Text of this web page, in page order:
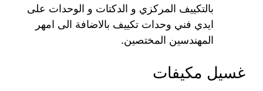
بالتكييف المركزي و الدكتات و الوحدات على
ايدي فني وحدات تكييف بالاضافة الى امهر
المهندسين المختصين.
غسيل مكيفات